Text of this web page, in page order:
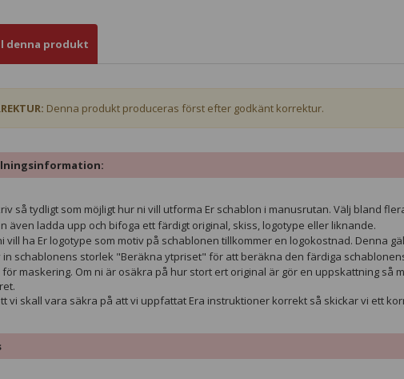
denna produkt
Denna produkt produceras först efter godkänt korrektur.
så tydligt som möjligt hur ni vill utforma Er schablon i manusrutan. Välj bland
även ladda upp och bifoga ett färdigt original, skiss, logotype eller liknande.
vill ha Er logotype som motiv på schablonen tillkommer en logokostnad. Denna
schablonens storlek "Beräkna ytpriset" för att beräkna den färdiga
maskering. Om ni är osäkra på hur stort ert original är gör en uppskattning så
vi skall vara säkra på att vi uppfattat Era instruktioner korrekt så skickar vi ett